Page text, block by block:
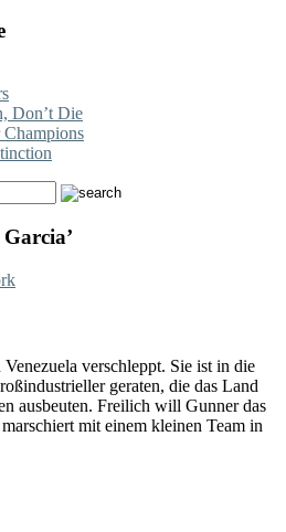
Don’t Die
verschleppt. Sie ist in die
geraten, die das Land
ausbeuten. Freilich will Gunner das
mit einem kleinen Team in